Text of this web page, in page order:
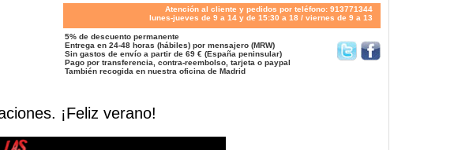
Atención al cliente y pedidos por teléfono: 913771344
lunes-jueves de 9 a 14 y de 15:30 a 18 / viernes de 9 a 13
5% de descuento permanente
Entrega en 24-48 horas (hábiles) por mensajero (MRW)
Sin gastos de envío a partir de 69 € (España peninsular)
Pago por transferencia, contra-reembolso, tarjeta o paypal
También recogida en nuestra oficina de Madrid
¡Feliz verano!